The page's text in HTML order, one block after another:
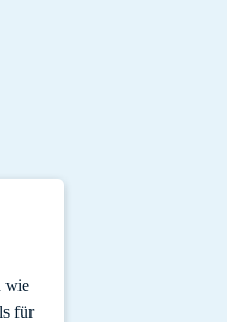
wie
für